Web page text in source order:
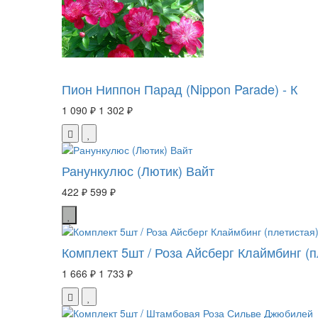
Пион Ниппон Парад (Nippon Parade) - К
1 090 ₽ 1 302 ₽
Ранункулюс (Лютик) Вайт
422 ₽ 599 ₽
Комплект 5шт / Роза Айсберг Клаймбинг
1 666 ₽ 1 733 ₽